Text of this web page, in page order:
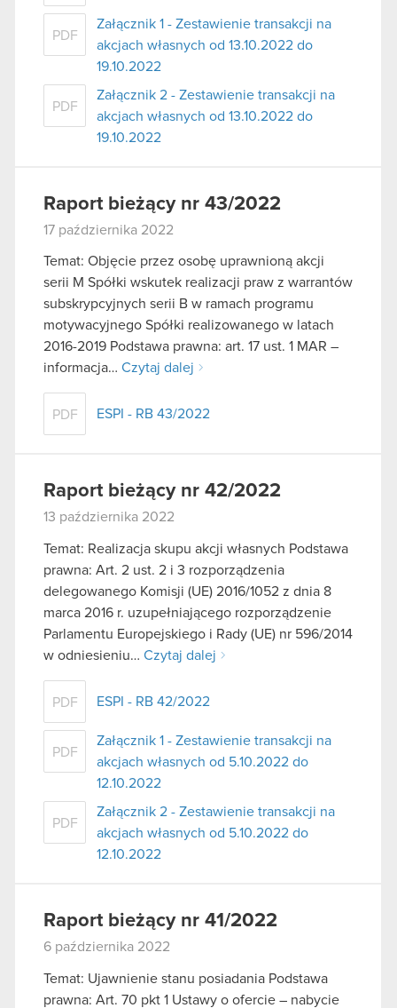
PDF
Załącznik 1 - Zestawienie transakcji na
akcjach własnych od 13.10.2022 do
19.10.2022
PDF
Załącznik 2 - Zestawienie transakcji na
akcjach własnych od 13.10.2022 do
19.10.2022
Raport bieżący nr 43/2022
17 października 2022
Temat: Objęcie przez osobę uprawnioną akcji
serii M Spółki wskutek realizacji praw z warrantów
subskrypcyjnych serii B w ramach programu
motywacyjnego Spółki realizowanego w latach
2016-2019 Podstawa prawna: art. 17 ust. 1 MAR –
informacja… Czytaj dalej
PDF ESPI - RB 43/2022
Raport bieżący nr 42/2022
13 października 2022
Temat: Realizacja skupu akcji własnych Podstawa
prawna: Art. 2 ust. 2 i 3 rozporządzenia
delegowanego Komisji (UE) 2016/1052 z dnia 8
marca 2016 r. uzupełniającego rozporządzenie
Parlamentu Europejskiego i Rady (UE) nr 596/2014
w odniesieniu… Czytaj dalej
PDF ESPI - RB 42/2022
PDF
Załącznik 1 - Zestawienie transakcji na
akcjach własnych od 5.10.2022 do
12.10.2022
PDF
Załącznik 2 - Zestawienie transakcji na
akcjach własnych od 5.10.2022 do
12.10.2022
Raport bieżący nr 41/2022
6 października 2022
Temat: Ujawnienie stanu posiadania Podstawa
prawna: Art. 70 pkt 1 Ustawy o ofercie – nabycie